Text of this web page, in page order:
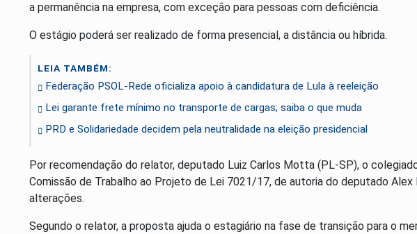
a permanência na empresa, com exceção para pessoas com deficiência.
O estágio poderá ser realizado de forma presencial, a distância ou híbrida.
LEIA TAMBÉM:
Federação PSOL-Rede oficializa apoio à candidatura de Lula à reeleição
Lei garante frete mínimo no transporte de cargas; saiba o que muda
PRD e Solidariedade decidem pela neutralidade na eleição presidencial
Por recomendação do relator, deputado Luiz Carlos Motta (PL-SP), o
Comissão de Trabalho ao Projeto de Lei 7021/17, de autoria do deputado Alex
alterações.
Segundo o relator, a proposta ajuda o estagiário na fase de transição para o